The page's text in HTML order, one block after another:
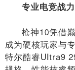
专业电竞战
枪神10凭借
成为硬核玩家与
特尔酷睿Ultra9